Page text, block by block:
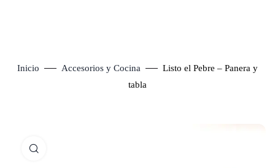
Inicio Accesorios y Cocina
Listo el Pebre – Panera y
tabla